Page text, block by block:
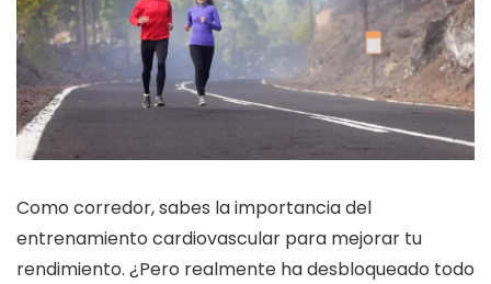
Como corredor, sabes la importancia del
entrenamiento cardiovascular para mejorar tu
rendimiento. ¿Pero realmente ha desbloqueado todo